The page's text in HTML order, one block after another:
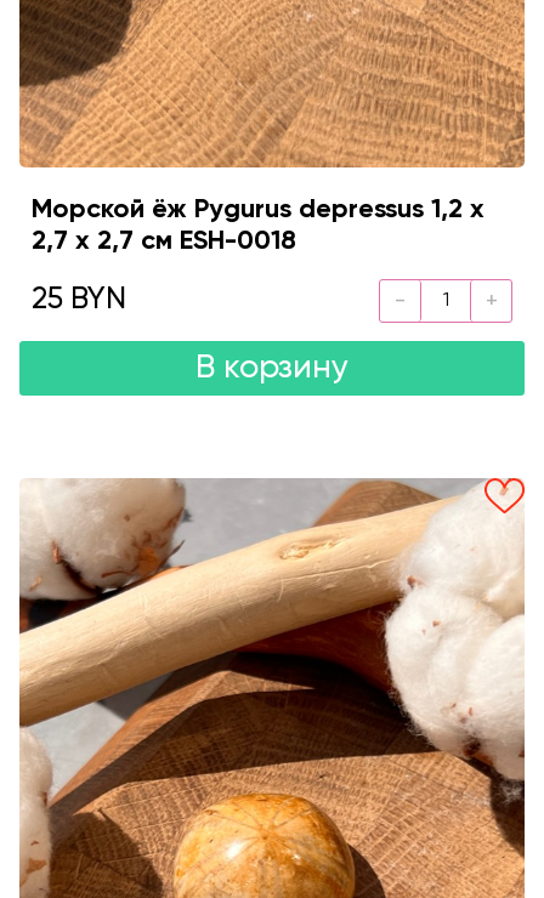
Морской ёж Pygurus depressus 1,2 х
2,7 х 2,7 см ESH-0018
25 BYN
В корзину